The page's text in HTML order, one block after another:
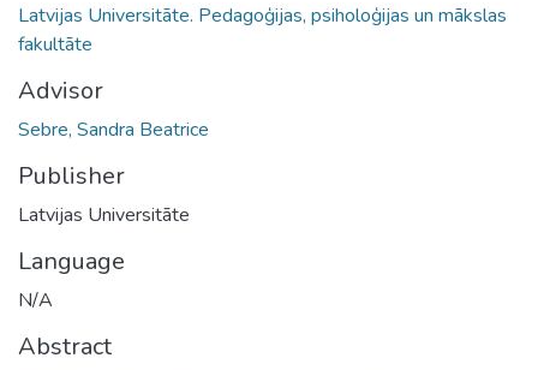
Latvijas Universitāte. Pedagoģijas, psiholoģijas un mākslas
fakultāte
Advisor
Sebre, Sandra Beatrice
Publisher
Latvijas Universitāte
Language
N/A
Abstract